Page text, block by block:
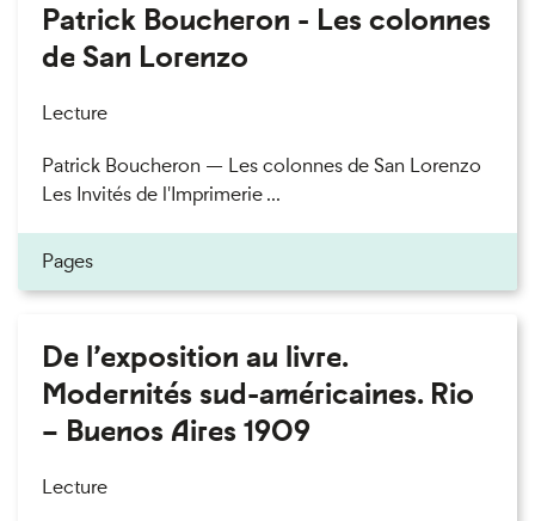
Patrick Boucheron - Les colonnes
de San Lorenzo
Lecture
Patrick Boucheron — Les colonnes de San Lorenzo
Les Invités de l'Imprimerie ...
Pages
De l’exposition au livre.
Modernités sud-américaines. Rio
– Buenos Aires 1909
Lecture